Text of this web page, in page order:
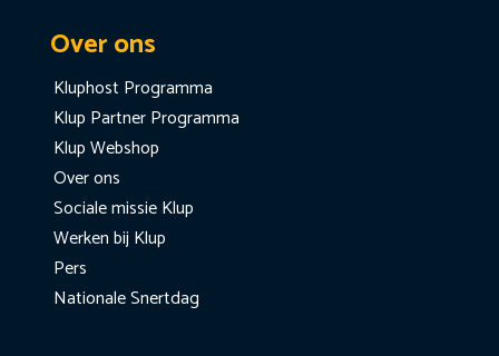
Over ons
Kluphost Programma
Klup Partner Programma
Klup Webshop
Over ons
Sociale missie Klup
Werken bij Klup
Pers
Nationale Snertdag